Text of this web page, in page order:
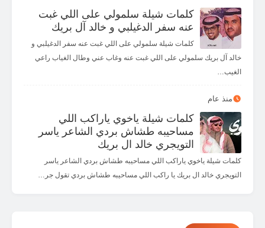
كلمات شيلة سلمولي على اللي غبت
عنه سفر الدغيلبي و خالد آل بريك
كلمات شيلة سلمولي على اللي غبت عنه سفر الدغيلبي و
خالد آل بريك سلمولي على اللي غبت عنه وغاب عني وطال الغياب راعي
الغيب…
منذ عام
كلمات شيلة ياخوي ياراكب اللي
مساحيبه طشاش بردي الشاعر ياسر
التويجري خالد ال بريك
كلمات شيلة ياخوي ياراكب اللي مساحيبه طشاش بردي الشاعر ياسر
التويجري خالد ال بريك يا راكب اللي مساحيبه طشاش بردي تقول جر…